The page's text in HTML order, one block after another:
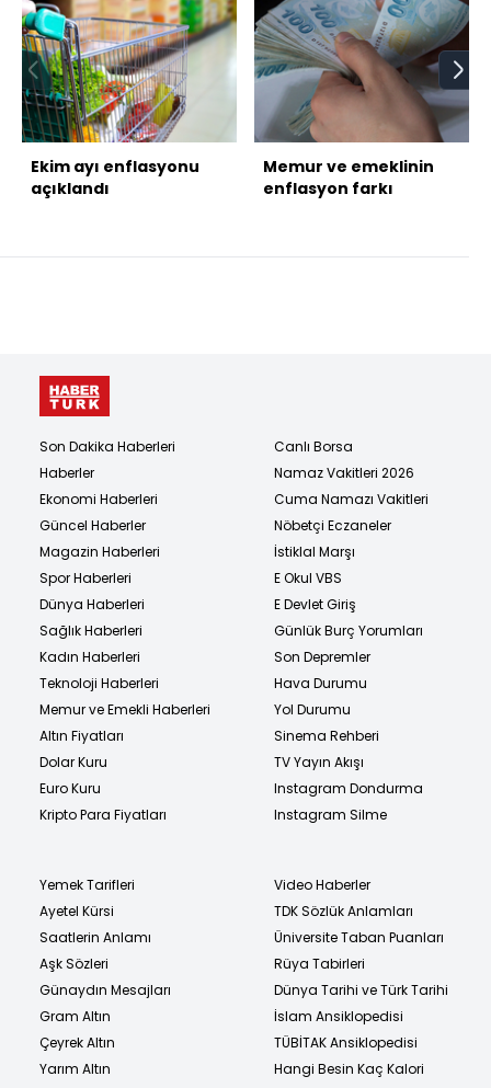
Ekim ayı enflasyonu
açıklandı
Memur ve emeklinin
enflasyon farkı
Son Dakika Haberleri
Haberler
Ekonomi Haberleri
Güncel Haberler
Magazin Haberleri
Spor Haberleri
Dünya Haberleri
Sağlık Haberleri
Kadın Haberleri
Teknoloji Haberleri
Memur ve Emekli Haberleri
Altın Fiyatları
Dolar Kuru
Euro Kuru
Kripto Para Fiyatları
Canlı Borsa
Namaz Vakitleri 2026
Cuma Namazı Vakitleri
Nöbetçi Eczaneler
İstiklal Marşı
E Okul VBS
E Devlet Giriş
Günlük Burç Yorumları
Son Depremler
Hava Durumu
Yol Durumu
Sinema Rehberi
TV Yayın Akışı
Instagram Dondurma
Instagram Silme
Yemek Tarifleri
Ayetel Kürsi
Saatlerin Anlamı
Aşk Sözleri
Günaydın Mesajları
Gram Altın
Çeyrek Altın
Yarım Altın
Video Haberler
TDK Sözlük Anlamları
Üniversite Taban Puanları
Rüya Tabirleri
Dünya Tarihi ve Türk Tarihi
İslam Ansiklopedisi
TÜBİTAK Ansiklopedisi
Hangi Besin Kaç Kalori